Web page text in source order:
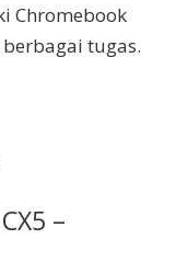
Chromebook
tugas.
–